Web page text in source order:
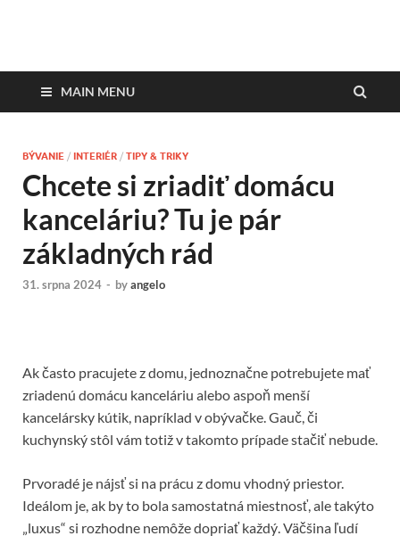
DesignMagazin.sk
MAIN MENU
BÝVANIE / INTERIÉR / TIPY & TRIKY
Chcete si zriadiť domácu
kanceláriu? Tu je pár
základných rád
31. srpna 2024 - byangelo
Ak často pracujete z domu, jednoznačne potrebujete mať
zriadenú domácu kanceláriu alebo aspoň menší
kancelársky kútik, napríklad v obývačke. Gauč, či
kuchynský stôl vám totiž v takomto prípade stačiť nebude.
Prvoradé je nájsť si na prácu z domu vhodný priestor.
Ideálom je, ak by to bola samostatná miestnosť, ale takýto
„luxus“ si rozhodne nemôže dopriať každý. Väčšina ľudí